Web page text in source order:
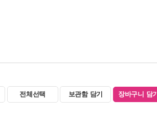
전체선택 보관함 담기 장바구니 담기